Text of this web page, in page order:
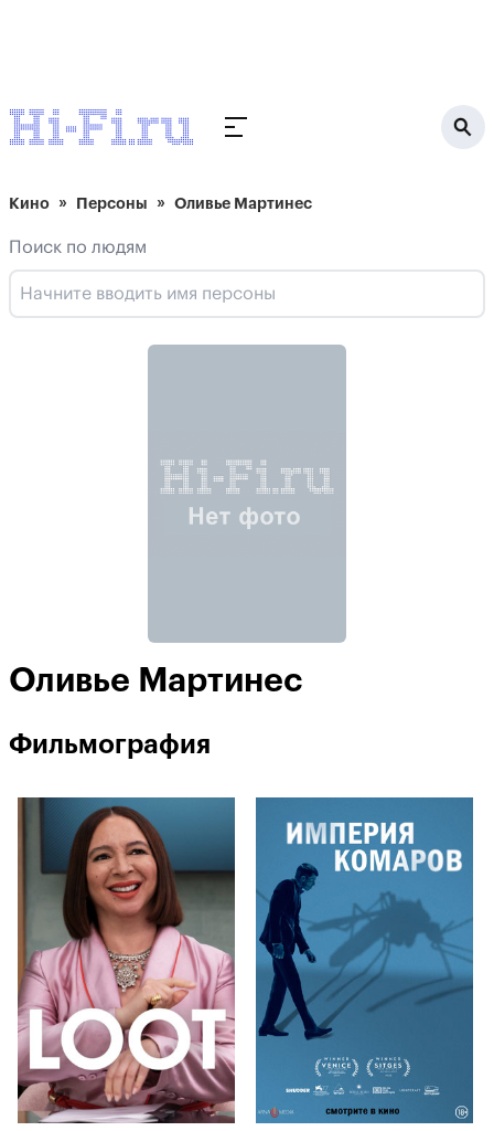
Кино Персоны Оливье Мартинес
Поиск по людям
Оливье Мартинес
Фильмография